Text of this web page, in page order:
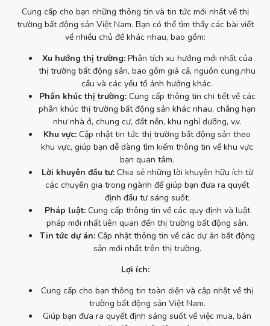
Cung cấp cho bạn những thông tin và tin tức mới nhất về thị
trường bất động sản Việt Nam. Bạn có thể tìm thấy các bài viết
về nhiều chủ đề khác nhau, bao gồm:
Xu hướng thị trường:Phân tích xu hướng mới nhất của
thị trường bất động sản, bao gồm giá cả, nguồn cung,nhu
cầu và các yếu tố ảnh hưởng khác.
Phân khúc thị trường:Cung cấp thông tin chi tiết về các
phân khúc thị trường bất động sản khác nhau, chẳng hạn
như nhà ở, chung cư, đất nền, khu nghỉ dưỡng, v.v.
Khu vực: Cập nhật tin tức thị trường bất động sản theo
khu vực, giúp bạn dễ dàng tìm kiếm thông tin về khu vực
bạn quan tâm.
Lời khuyên đầu tư:Chia sẻ những lời khuyên hữu ích từ
các chuyên gia trong ngành để giúp bạn đưa ra quyết
định đầu tư sáng suốt.
Pháp luật:Cung cấp thông tin về các quy định và luật
pháp mới nhất liên quan đến thị trường bất động sản.
Tin tức dự án:Cập nhật thông tin về các dự án bất động
sản mới nhất trên thị trường.
Lợi ích:
Cung cấp cho bạn thông tin toàn diện và cập nhật về thị
trường bất động sản Việt Nam.
Giúp bạn đưa ra quyết định sáng suốt về việc mua, bán